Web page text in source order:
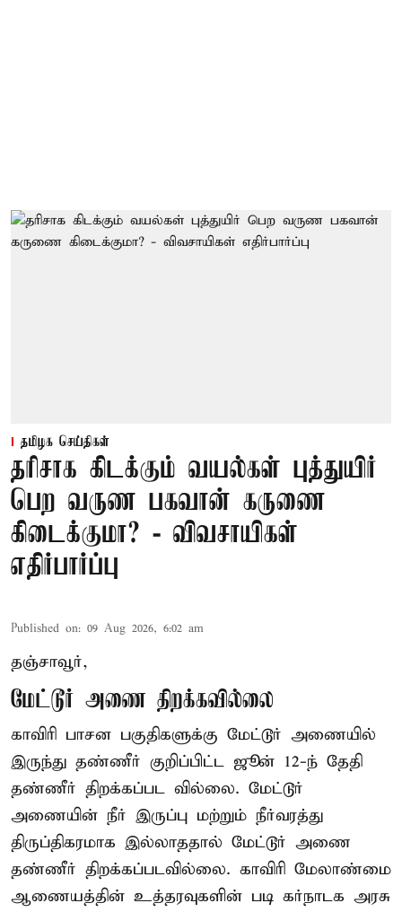
தமிழக செய்திகள்
தரிசாக கிடக்கும் வயல்கள் புத்துயிர்
பெற வருண பகவான் கருணை
கிடைக்குமா? - விவசாயிகள்
எதிர்பார்ப்பு
Published on: 09 Aug 2026, 6:02 am
தஞ்சாவூர்,
மேட்டூர் அணை திறக்கவில்லை
காவிரி பாசன பகுதிகளுக்கு மேட்டூர் அணையில்
இருந்து தண்ணீர் குறிப்பிட்ட ஜூன் 12-ந் தேதி
தண்ணீர் திறக்கப்பட வில்லை. மேட்டூர்
அணையின் நீர் இருப்பு மற்றும் நீர்வரத்து
திருப்திகரமாக இல்லாததால் மேட்டூர் அணை
தண்ணீர் திறக்கப்படவில்லை. காவிரி மேலாண்மை
ஆணையத்தின் உத்தரவுகளின் படி கர்நாடக அரசு